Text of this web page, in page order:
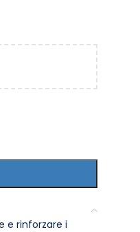
e rinforzare i